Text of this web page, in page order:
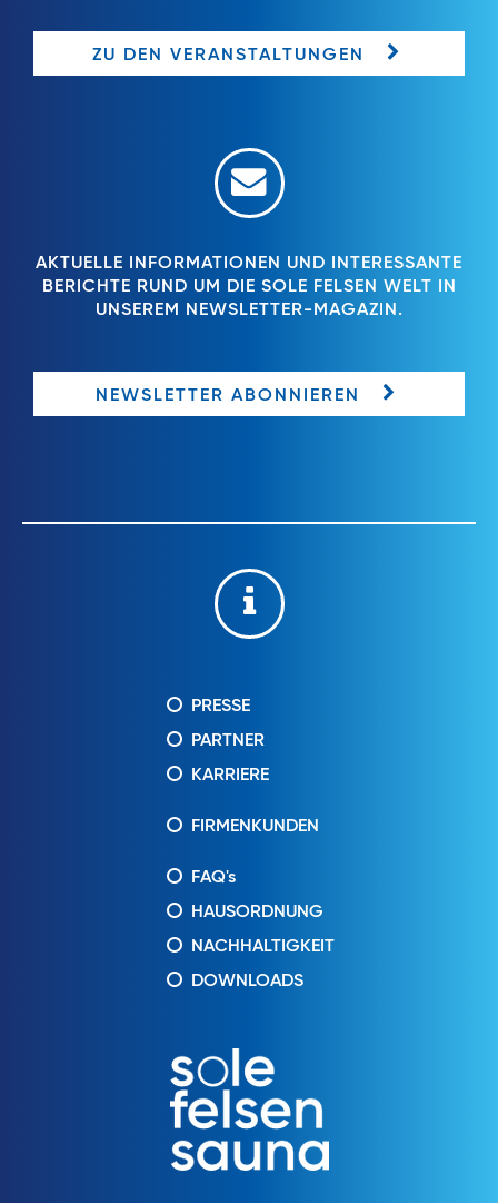
ZU DEN VERANSTALTUNGEN
AKTUELLE INFORMATIONEN UND INTERESSANTE
BERICHTE RUND UM DIE SOLE FELSEN WELT IN
UNSEREM NEWSLETTER-MAGAZIN.
NEWSLETTER ABONNIEREN
PRESSE
PARTNER
KARRIERE
FIRMENKUNDEN
FAQ's
HAUSORDNUNG
NACHHALTIGKEIT
DOWNLOADS